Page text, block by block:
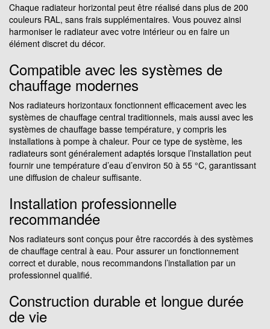
Chaque radiateur horizontal peut être réalisé dans plus de 200
couleurs RAL, sans frais supplémentaires. Vous pouvez ainsi
harmoniser le radiateur avec votre intérieur ou en faire un
élément discret du décor.
Compatible avec les systèmes de
chauffage modernes
Nos radiateurs horizontaux fonctionnent efficacement avec les
systèmes de chauffage central traditionnels, mais aussi avec les
systèmes de chauffage basse température, y compris les
installations à pompe à chaleur. Pour ce type de système, les
radiateurs sont généralement adaptés lorsque l’installation peut
fournir une température d’eau d’environ 50 à 55 °C, garantissant
une diffusion de chaleur suffisante.
Installation professionnelle
recommandée
Nos radiateurs sont conçus pour être raccordés à des systèmes
de chauffage central à eau. Pour assurer un fonctionnement
correct et durable, nous recommandons l’installation par un
professionnel qualifié.
Construction durable et longue durée
de vie